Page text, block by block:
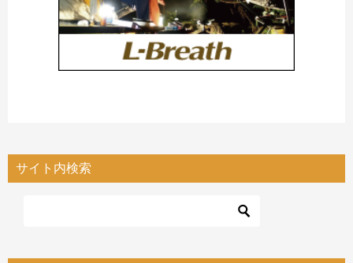
サイト内検索